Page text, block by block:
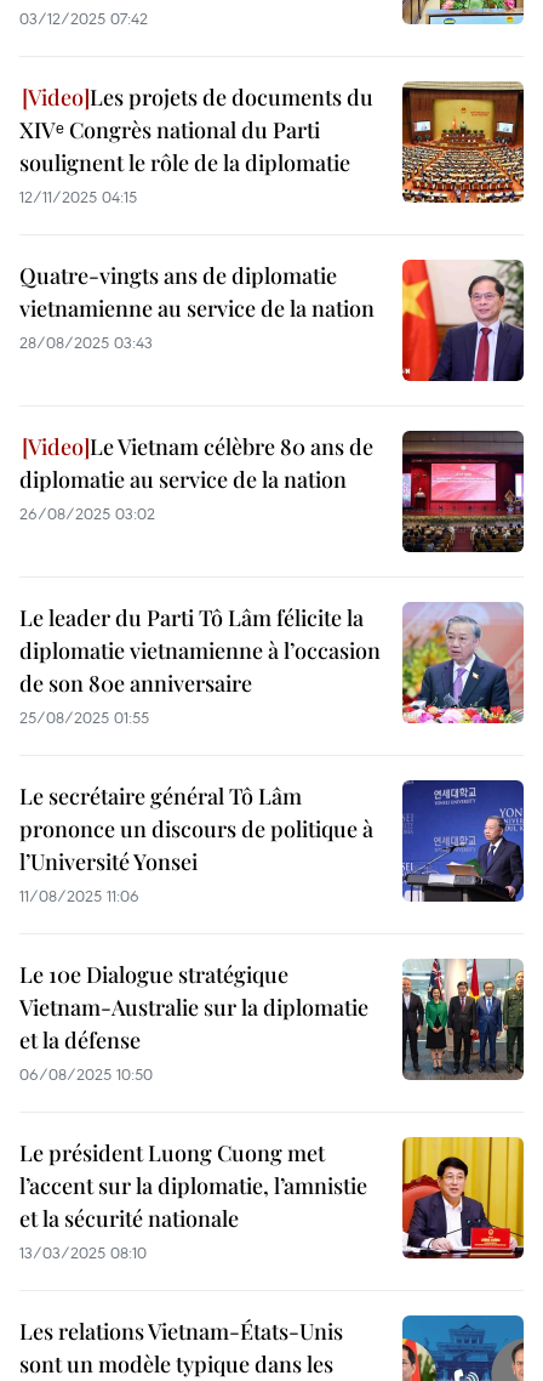
03/12/2025 07:42
Les projets de documents du
XIVᵉ Congrès national du Parti
soulignent le rôle de la diplomatie
12/11/2025 04:15
Quatre-vingts ans de diplomatie
vietnamienne au service de la nation
28/08/2025 03:43
Le Vietnam célèbre 80 ans de
diplomatie au service de la nation
26/08/2025 03:02
Le leader du Parti Tô Lâm félicite la
diplomatie vietnamienne à l’occasion
de son 80e anniversaire
25/08/2025 01:55
Le secrétaire général Tô Lâm
prononce un discours de politique à
l’Université Yonsei
11/08/2025 11:06
Le 10e Dialogue stratégique
Vietnam-Australie sur la diplomatie
et la défense
06/08/2025 10:50
Le président Luong Cuong met
l’accent sur la diplomatie, l’amnistie
et la sécurité nationale
13/03/2025 08:10
Les relations Vietnam-États-Unis
sont un modèle typique dans les